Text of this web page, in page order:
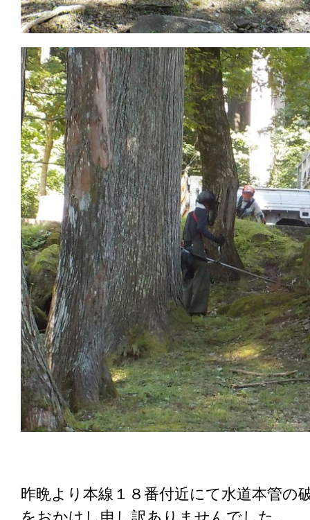
昨晩より本線１８番付近にて水道本管の